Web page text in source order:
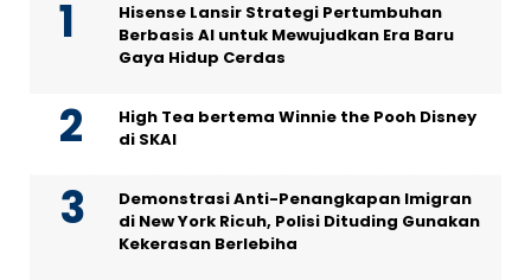
Hisense Lansir Strategi Pertumbuhan
Berbasis AI untuk Mewujudkan Era Baru
Gaya Hidup Cerdas
High Tea bertema Winnie the Pooh Disney
di SKAI
Demonstrasi Anti-Penangkapan Imigran
di New York Ricuh, Polisi Dituding Gunakan
Kekerasan Berlebiha